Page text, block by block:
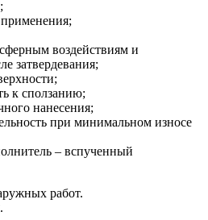
применения;
воздействиям и
затвердевания;
к сползанию;
нанесения;
при минимальном износе
– вспученный
работ.